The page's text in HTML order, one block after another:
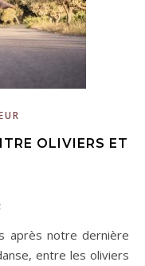
OLIVIERS ET
entre les oliviers